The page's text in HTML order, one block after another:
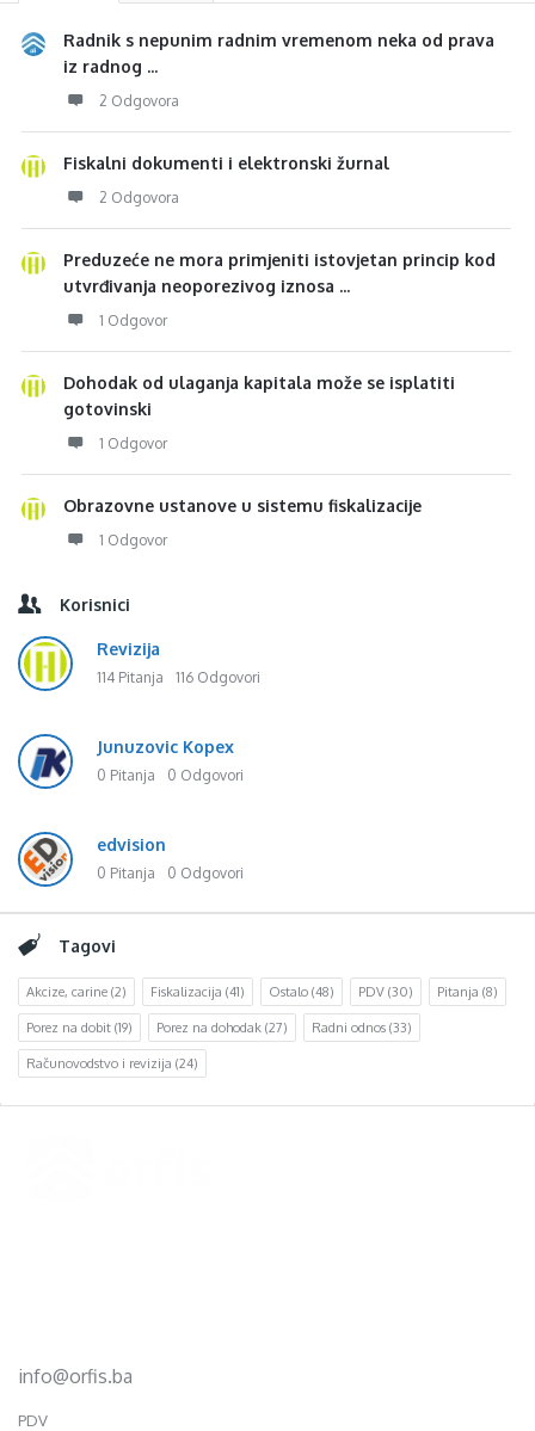
Radnik s nepunim radnim vremenom neka od prava
iz radnog ...
2 Odgovora
Fiskalni dokumenti i elektronski žurnal
2 Odgovora
Preduzeće ne mora primjeniti istovjetan princip kod
utvrđivanja neoporezivog iznosa ...
1 Odgovor
Dohodak od ulaganja kapitala može se isplatiti
gotovinski
1 Odgovor
Obrazovne ustanove u sistemu fiskalizacije
1 Odgovor
Korisnici
Revizija
114 Pitanja 116 Odgovori
Junuzovic Kopex
0 Pitanja 0 Odgovori
edvision
0 Pitanja 0 Odgovori
Tagovi
Akcize, carine (2) Fiskalizacija (41) Ostalo (48) PDV (30) Pitanja (8)
Porez na dobit (19) Porez na dohodak (27) Radni odnos (33)
Računovodstvo i revizija (24)
info@orfis.ba
PDV